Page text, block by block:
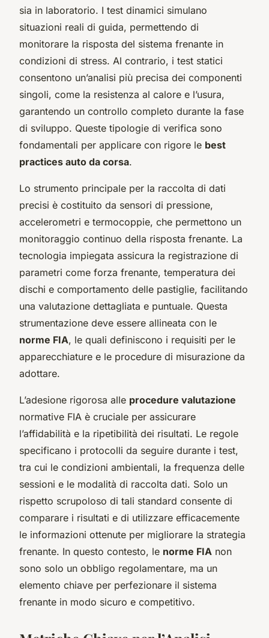
sia in laboratorio. I test dinamici simulano
situazioni reali di guida, permettendo di
monitorare la risposta del sistema frenante in
condizioni di stress. Al contrario, i test statici
consentono un’analisi più precisa dei componenti
singoli, come la resistenza al calore e l’usura,
garantendo un controllo completo durante la fase
di sviluppo. Queste tipologie di verifica sono
fondamentali per applicare con rigore le best
practices auto da corsa.
Lo strumento principale per la raccolta di dati
precisi è costituito da sensori di pressione,
accelerometri e termocoppie, che permettono un
monitoraggio continuo della risposta frenante. La
tecnologia impiegata assicura la registrazione di
parametri come forza frenante, temperatura dei
dischi e comportamento delle pastiglie, facilitando
una valutazione dettagliata e puntuale. Questa
strumentazione deve essere allineata con le
norme FIA, le quali definiscono i requisiti per le
apparecchiature e le procedure di misurazione da
adottare.
L’adesione rigorosa alle procedure valutazione
normative FIA è cruciale per assicurare
l’affidabilità e la ripetibilità dei risultati. Le regole
specificano i protocolli da seguire durante i test,
tra cui le condizioni ambientali, la frequenza delle
sessioni e le modalità di raccolta dati. Solo un
rispetto scrupoloso di tali standard consente di
comparare i risultati e di utilizzare efficacemente
le informazioni ottenute per migliorare la strategia
frenante. In questo contesto, le norme FIA non
sono solo un obbligo regolamentare, ma un
elemento chiave per perfezionare il sistema
frenante in modo sicuro e competitivo.